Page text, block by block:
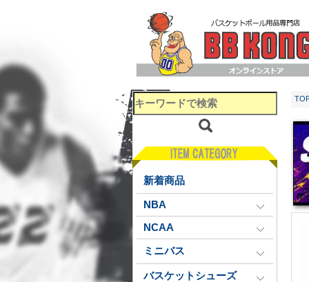
新着商品
NBA
NCAA
ミニバス
バスケットシューズ